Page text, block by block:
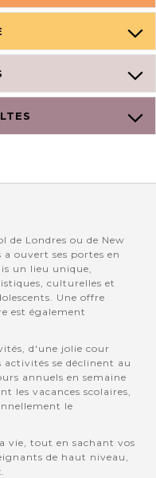
de Londres ou de New
ouvert ses portes en
un lieu unique,
culturelles et
Une offre
est également
d'une jolie cour
activités se déclinent au
annuels en semaine
les vacances scolaires,
le
vie, tout en sachant vos
de haut niveau,